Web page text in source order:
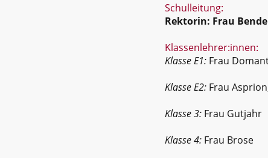
Schulleitung:
Rektorin: Frau
Klassenlehrer:innen:
Klasse E1: Frau
Klasse E2: Frau
Klasse 3: Frau Gutjahr
Klasse 4: Frau Brose